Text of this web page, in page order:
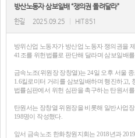
방산노동자 삼보일배 “쟁의권 돌려달라”
한길 2025.09.25 HIT 851
방위산업 노동자가 방산업 노동자 쟁의권을
41조를 위헌법률로 판단해 달라며 삼보일배를
금속노조(위원장 장창열)는 24일 오후 서울
1.6킬로미터 거리를 삼보일배하며 행진하고,
법률심판에서 위헌 심판을 촉구하는 탄원서
탄원서는 장창열 위원장을 비롯해 일반사업
198명이 작성했다.
앞서 금속노조 한화창원지회는 2018년과